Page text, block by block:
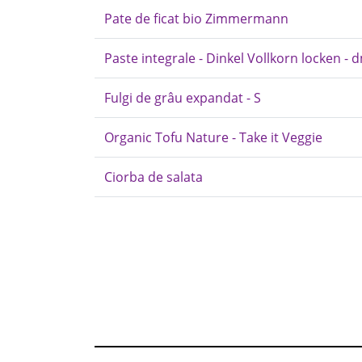
Pate de ficat bio Zimmermann
Paste integrale - Dinkel Vollkorn locken -
Fulgi de grâu expandat - S
Organic Tofu Nature - Take it Veggie
Ciorba de salata